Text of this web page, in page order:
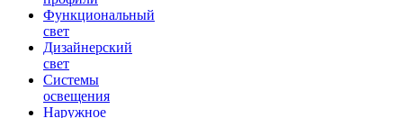
Функциональный
свет
Дизайнерский
свет
Системы
освещения
Наружное